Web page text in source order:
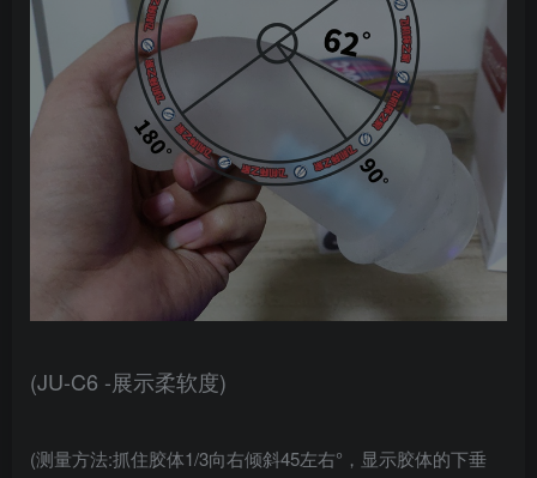
(JU-C6 -展示柔软度)
(测量方法:抓住胶体1/3向右倾斜45左右°，显示胶体的下垂